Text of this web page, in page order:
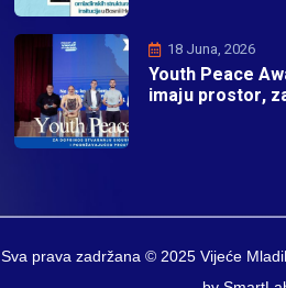
18 Juna, 2026
Youth Peace
imaju prostor,
Sva prava zadržana © 2025 Vijeće